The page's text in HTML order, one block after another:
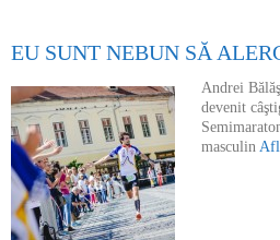
EU SUNT NEBUN SĂ
Andrei
devenit
masculin